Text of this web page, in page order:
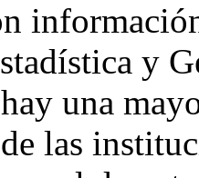
y
una
las